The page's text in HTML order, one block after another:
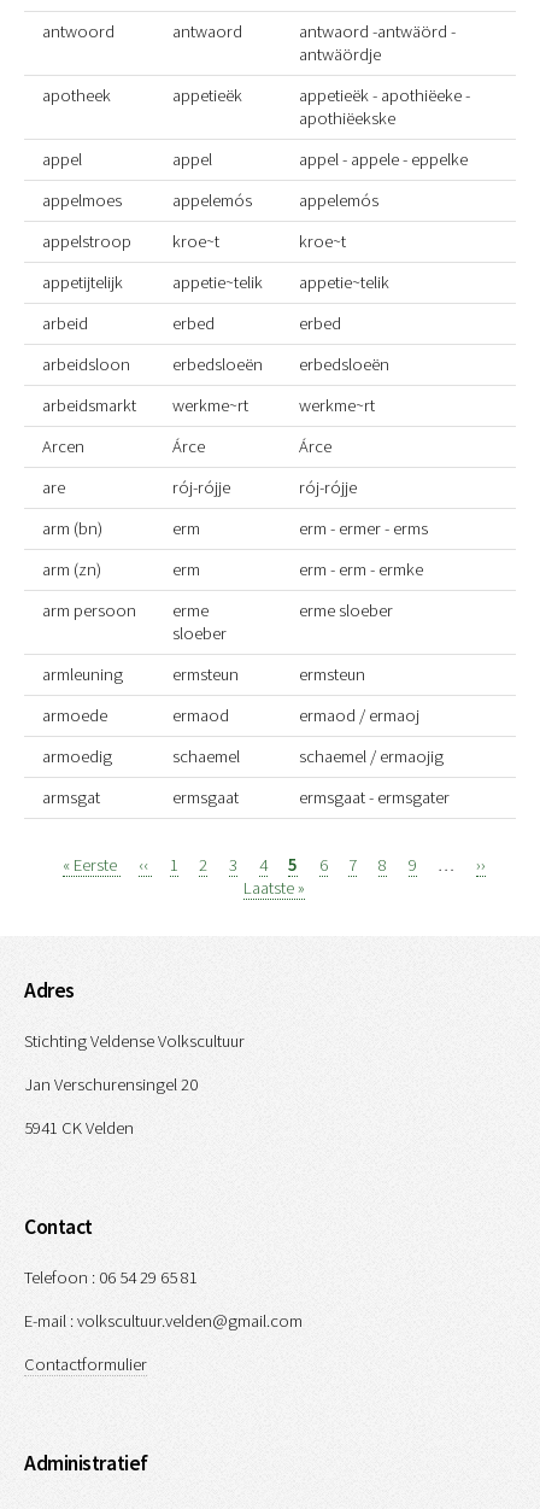
antwoord
antwaord
antwaord -antwäörd -
antwäördje
apotheek
appetieëk
appetieëk - apothiëeke -
apothiëekske
appel
appel
appel - appele - eppelke
appelmoes
appelemós
appelemós
appelstroop
kroe~t
kroe~t
appetijtelijk
appetie~telik
appetie~telik
arbeid
erbed
erbed
arbeidsloon
erbedsloeën
erbedsloeën
arbeidsmarkt
werkme~rt
werkme~rt
Arcen
Árce
Árce
are
rój-rójje
rój-rójje
arm (bn)
erm
erm - ermer - erms
arm (zn)
erm
erm - erm - ermke
arm persoon
erme
sloeber
erme sloeber
armleuning ermsteun
ermsteun
armoede
ermaod
ermaod / ermaoj
armoedig
schaemel
schaemel / ermaojig
armsgat
ermsgaat ermsgaat - ermsgater
Paginatie
Eerste
« Eerste
Vorige
‹‹ Page
1 Page
2 Page
3 Page
4 Page
5 Page
6 Page
7 Page
8 Page
9 … ››
Laatste »
Adres
Stichting Veldense Volkscultuur
Jan Verschurensingel 20
5941 CK Velden
Contact
Telefoon : 06 54 29 65 81
E-mail : volkscultuur.velden@gmail.com
Contactformulier
Administratief